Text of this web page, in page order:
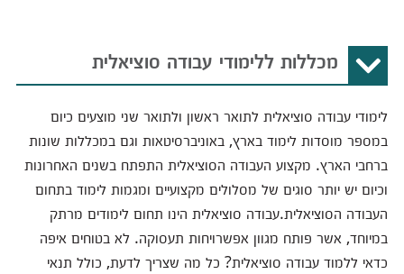
מכללות ללימודי עבודה סוציאלית
לימודי עבודה סוציאלית לתואר ראשון ולתואר שני מוצעים כיום
במספר מוסדות לימוד בארץ, באוניברסיטאות וגם במכללות שונות
ברחבי הארץ. מקצוע העבודה הסוציאלית התפתח בשנים האחרונות
וכיום יש יותר סוגים של מסלולים מקצועיים ומגמות לימוד בתחום
העבודה הסוציאלית.עבודה סוציאלית הינו תחום לימודים מרתק
במיוחד, אשר פותח מגוון אפשרויחות תעסוקה. לא בטוחים איפה
כדאי ללמוד עבודה סוציאלית? כל מה שצריך לדעת, כולל תנאי